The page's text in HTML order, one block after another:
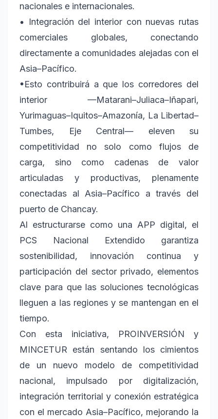
nacionales e internacionales.
• Integración del interior con nuevas rutas
comerciales globales, conectando
directamente a comunidades alejadas con el
Asia–Pacífico.
•Esto contribuirá a que los corredores del
interior —Matarani–Juliaca–Iñapari,
Yurimaguas–Iquitos–Amazonía, La Libertad–
Tumbes, Eje Central— eleven su
competitividad no solo como flujos de
carga, sino como cadenas de valor
articuladas y productivas, plenamente
conectadas al Asia–Pacífico a través del
puerto de Chancay.
Al estructurarse como una APP digital, el
PCS Nacional Extendido garantiza
sostenibilidad, innovación continua y
participación del sector privado, elementos
clave para que las soluciones tecnológicas
lleguen a las regiones y se mantengan en el
tiempo.
Con esta iniciativa, PROINVERSIÓN y
MINCETUR están sentando los cimientos
de un nuevo modelo de competitividad
nacional, impulsado por digitalización,
integración territorial y conexión estratégica
con el mercado Asia–Pacífico, mejorando la